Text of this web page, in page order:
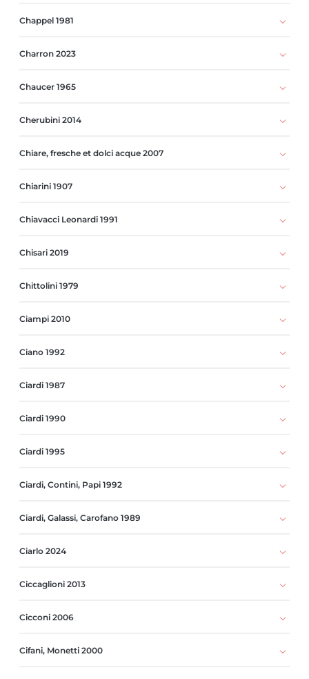
Chappel 1981
Charron 2023
Chaucer 1965
Cherubini 2014
Chiare, fresche et dolci acque 2007
Chiarini 1907
Chiavacci Leonardi 1991
Chisari 2019
Chittolini 1979
Ciampi 2010
Ciano 1992
Ciardi 1987
Ciardi 1990
Ciardi 1995
Ciardi, Contini, Papi 1992
Ciardi, Galassi, Carofano 1989
Ciarlo 2024
Ciccaglioni 2013
Cicconi 2006
Cifani, Monetti 2000